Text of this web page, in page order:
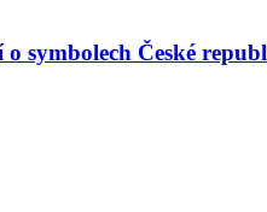
o symbolech České